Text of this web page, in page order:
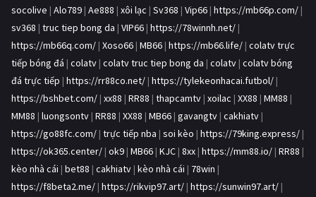
socolive | Alo789 | Ae888 | xôi lạc | Sv368 | Vip66 | https://mb66p.com/ |
sv368 | truc tiep bong da | VIP66 | https://78winnh.net/ |
https://mb66q.com/ | Xoso66 | MB66 | https://mb66.life/ | colatv trực
tiếp bóng đá | colatv | colatv truc tiep bong da | colatv | colatv bóng
đá trực tiếp | https://rr88co.net/ | https://tylekeonhacai.futbol/ |
https://bshbet.com/ | xx88 | RR88 | thapcamtv | xoilac | XX88 | MM88 |
MM88 | luongsontv | RR88 | XX88 | MB66 | gavangtv | cakhiatv |
https://go88fc.com/ | trực tiếp nba | soi kèo | https://79king.express/ |
https://ok365.center/ | ok9 | MB66 | KJC | 8xx | https://mm88.io/ | RR88 |
kèo nhà cái | bet88 | cakhiatv | kèo nhà cái | 78win |
https://f8beta2.me/ | https://rikvip97.art/ | https://sunwin97.art/ |